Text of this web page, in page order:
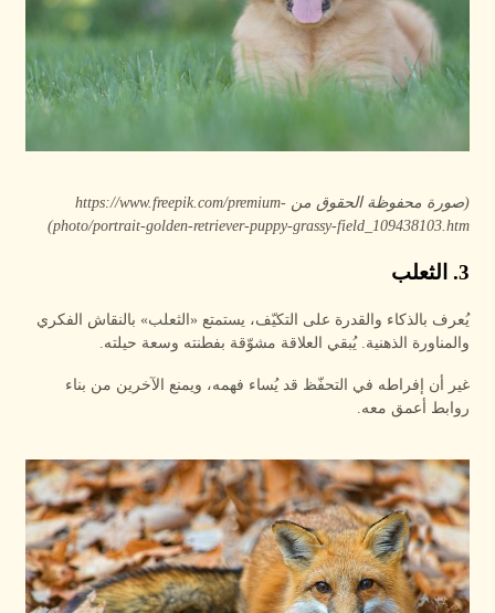
(صورة محفوظة الحقوق من https://www.freepik.com/premium-
photo/portrait-golden-retriever-puppy-grassy-field_109438103.htm)
3. الثعلب
يُعرف بالذكاء والقدرة على التكيّف، يستمتع «الثعلب» بالنقاش الفكري
والمناورة الذهنية. يُبقي العلاقة مشوّقة بفطنته وسعة حيلته.
غير أن إفراطه في التحفّظ قد يُساء فهمه، ويمنع الآخرين من بناء
روابط أعمق معه.